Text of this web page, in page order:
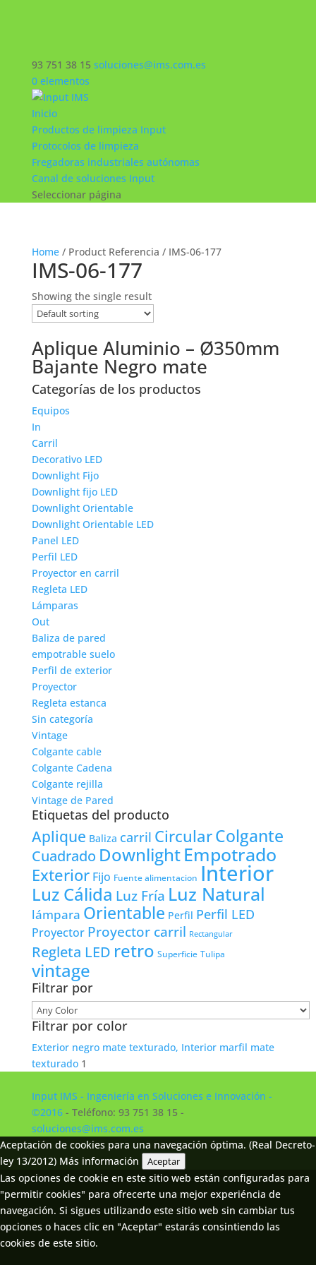
93 751 38 15 soluciones@ims.com.es
0 elementos
Inicio
Productos de limpieza Input
Protocolos de limpieza
Fregadoras industriales autónomas
Canal de soluciones Input
Seleccionar página
Home/ Product Referencia / IMS-06-177
IMS-06-177
Showing the single result
Aplique Aluminio – Ø350mm
Bajante Negro mate
Categorías de los productos
Equipos
In
Carril
Decorativo LED
Downlight Fijo
Downlight fijo LED
Downlight Orientable
Downlight Orientable LED
Panel LED
Perfil LED
Proyector en carril
Regleta LED
Lámparas
Out
Baliza de pared
empotrable suelo
Perfil de exterior
Proyector
Regleta estanca
Sin categoría
Vintage
Colgante cable
Colgante Cadena
Colgante rejilla
Vintage de Pared
Etiquetas del producto
Aplique Baliza carril CircularColgante
Cuadrado DownlightEmpotrado
Exterior Fijo Fuente alimentacion Interior
Luz Cálida Luz Fría Luz Natural
lámpara Orientable Perfil Perfil LED
Proyector Proyector carril Rectangular
Regleta LED retro Superficie Tulipa
vintage
Filtrar por
Filtrar por color
Exterior negro mate texturado, Interior marfil mate
texturado 1
Input IMS - Ingeniería en Soluciones e Innovación -
©2016- Teléfono: 93 751 38 15 -
soluciones@ims.com.es
Aceptación de cookies para una navegación óptima. (Real Decreto-
ley 13/2012) Más información Aceptar
Las opciones de cookie en este sitio web están configuradas para
"permitir cookies" para ofrecerte una mejor experiéncia de
navegación. Si sigues utilizando este sitio web sin cambiar tus
opciones o haces clic en "Aceptar" estarás consintiendo las
cookies de este sitio.